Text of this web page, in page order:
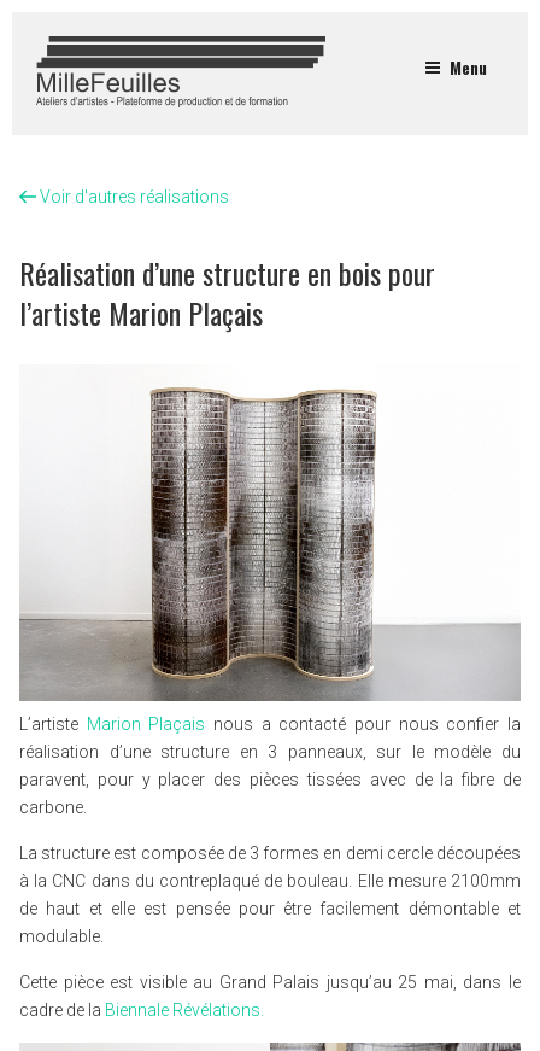
Menu
Voir d'autres réalisations
Réalisation d’une structure en bois pour
l’artiste Marion Plaçais
L’artiste Marion Plaçais nous a contacté pour nous confier la
réalisation d’une structure en 3 panneaux, sur le modèle du
paravent, pour y placer des pièces tissées avec de la fibre de
carbone.
La structure est composée de 3 formes en demi cercle découpées
à la CNC dans du contreplaqué de bouleau. Elle mesure 2100mm
de haut et elle est pensée pour être facilement démontable et
modulable.
Cette pièce est visible au Grand Palais jusqu’au 25 mai, dans le
cadre de la Biennale Révélations.